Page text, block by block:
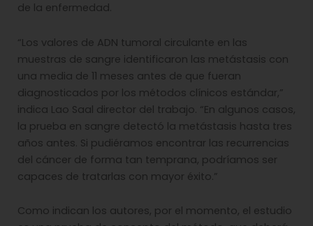
de la enfermedad.
“Los valores de ADN tumoral circulante en las
muestras de sangre identificaron las metástasis con
una media de 11 meses antes de que fueran
diagnosticados por los métodos clínicos estándar,”
indica Lao Saal director del trabajo. “En algunos casos,
la prueba en sangre detectó la metástasis hasta tres
años antes. Si pudiéramos encontrar las recurrencias
del cáncer de forma tan temprana, podríamos ser
capaces de tratarlas con mayor éxito.”
Como indican los autores, por el momento, el estudio